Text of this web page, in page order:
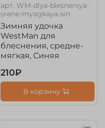
арт. WM-dlya-blesneniya-
srene-myagkaya-sin
Зимняя удочка
WestMan для
блеснения, средне-
мягкая, Синяя
210₽
В корзину